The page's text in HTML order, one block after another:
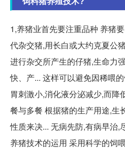
1,养猪业首先要注重品种 养猪
代杂交猪,用长白或大约克夏公
进行杂交所产生的仔猪,生命力
快、产... 这样可以避免因稀喂
胃刺激小,消化液分泌减少,而降
餐与多餐 根据猪的生产用途,生
性质来决... 无病先防,有病早治,
养猪技术的运用 采用科学的饲